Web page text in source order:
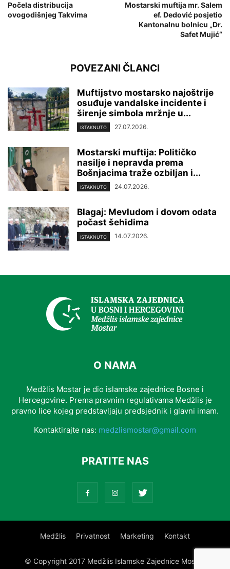
Počela distribucija
ovogodišnjeg Takvima
Mostarski muftija mr. Salem
ef. Dedović posjetio
Kantonalnu bolnicu „Dr.
Safet Mujić“
POVEZANI ČLANCI
Muftijstvo mostarsko najoštrije
osuđuje vandalske incidente i
širenje simbola mržnje u...
ISTAKNUTO 27.07.2026.
Mostarski muftija: Političko
nasilje i nepravda prema
Bošnjacima traže ozbiljan i...
ISTAKNUTO 24.07.2026.
Blagaj: Mevludom i dovom odata
počast šehidima
ISTAKNUTO 14.07.2026.
O NAMA
Medžlis Mostar je dio islamske zajednice Bosne i
Hercegovine. Prema pravnim regulativama Medžlis je
pravno lice kojeg predstavljaju predsjednik i glavni imam.
Kontaktirajte nas: medzlismostar@gmail.com
PRATITE NAS
Medžlis Privatnost Marketing Kontakt
© Copyright 2017 Medžlis Islamske Zajednice Mostar.